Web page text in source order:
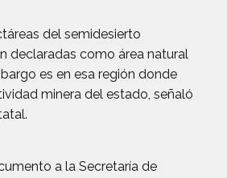
del semidesierto
declaradas como área natural
es en esa región donde
minera del estado, señaló
a la Secretaría de